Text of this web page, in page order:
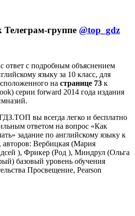
Телеграм-группе @top_gdz
ответ c подробным объяснением
языку за 10 класс, для
на странице 73 к
серии forward 2014 года издания
вы всегда легко и бесплатно
ответом на вопрос «Как
задание по английскому языку к
Вербицкая (Мария
), Фрикер (Род ), Миндрул (Ольга
базовый уровень обучения
Просвещение, Pearson